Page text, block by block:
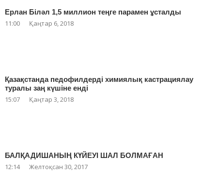
Ерлан Біләл 1,5 миллион теңге парамен ұсталды
11:00 Қаңтар 6, 2018
Қазақстанда педофилдерді химиялық кастрациялау
туралы заң күшіне енді
15:07 Қаңтар 3, 2018
БАЛҚАДИШАНЫҢ КҮЙЕУІ ШАЛ БОЛМАҒАН
12:14 Желтоқсан 30, 2017